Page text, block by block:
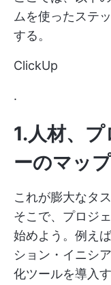
ムを使ったステ
する。
ClickUp
.
1.人材、
ーのマッ
これが膨大なタ
そこで、プロジ
始めよう。例え
ション・イニシ
化ツールを導入